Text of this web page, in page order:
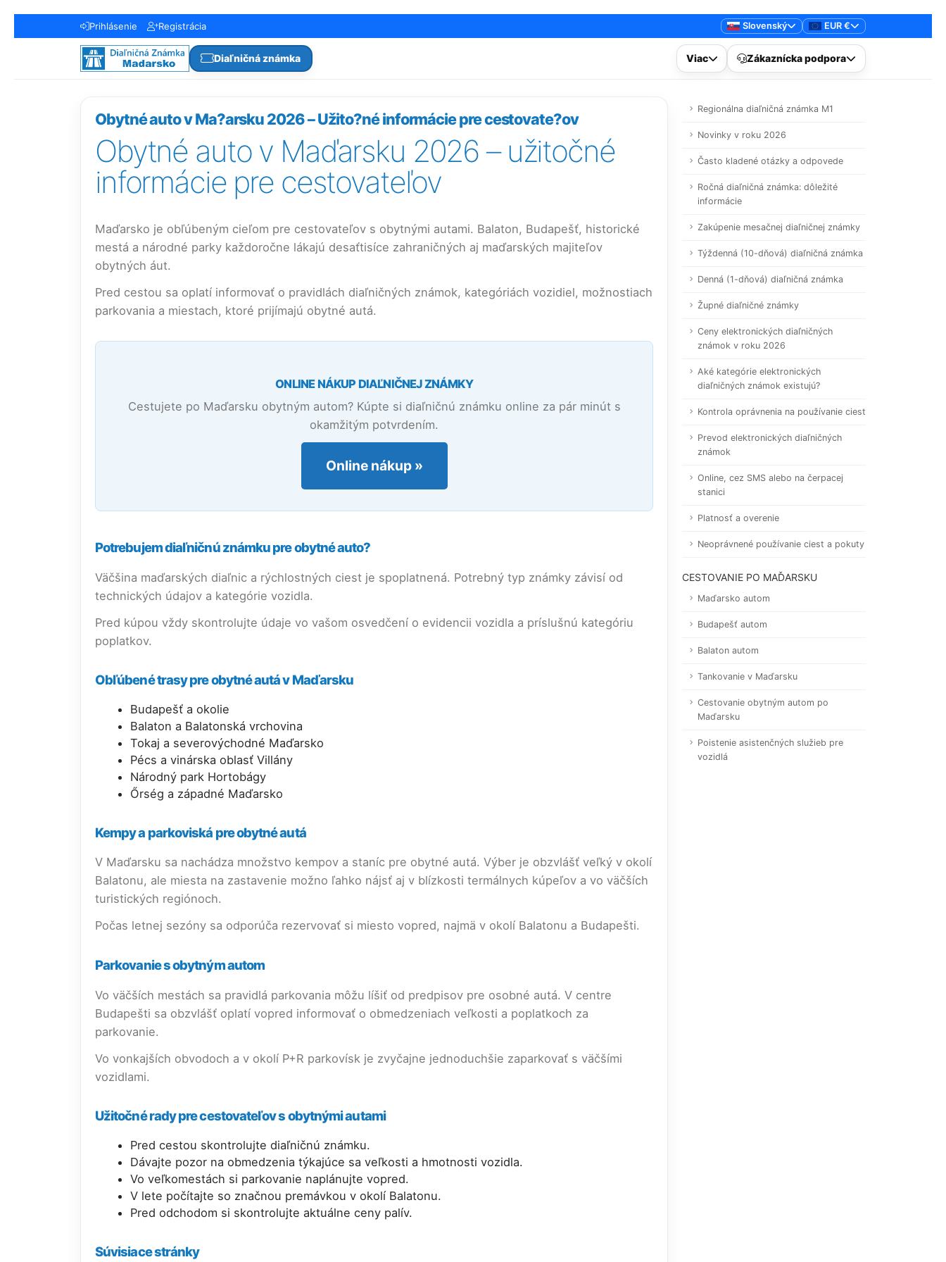
Prihlásenie Registrácia Slovenský EUR €
Diaľničná známka Viac Zákaznícka podpora
Obytné auto v Ma?arsku 2026 – Užito?né informácie pre cestovate?ov
Obytné auto v Maďarsku 2026 – užitočné
informácie pre cestovateľov
Maďarsko je obľúbeným cieľom pre cestovateľov s obytnými autami. Balaton, Budapešť, historické
mestá a národné parky každoročne lákajú desaťtisíce zahraničných aj maďarských majiteľov
obytných áut.
Pred cestou sa oplatí informovať o pravidlách diaľničných známok, kategóriách vozidiel, možnostiach
parkovania a miestach, ktoré prijímajú obytné autá.
ONLINE NÁKUP DIAĽNIČNEJ ZNÁMKY
Cestujete po Maďarsku obytným autom? Kúpte si diaľničnú známku online za pár minút s
okamžitým potvrdením.
Online nákup »
Potrebujem diaľničnú známku pre obytné auto?
Väčšina maďarských diaľnic a rýchlostných ciest je spoplatnená. Potrebný typ známky závisí od
technických údajov a kategórie vozidla.
Pred kúpou vždy skontrolujte údaje vo vašom osvedčení o evidencii vozidla a príslušnú kategóriu
poplatkov.
Obľúbené trasy pre obytné autá v Maďarsku
Budapešť a okolie
Balaton a Balatonská vrchovina
Tokaj a severovýchodné Maďarsko
Pécs a vinárska oblasť Villány
Národný park Hortobágy
Őrség a západné Maďarsko
Kempy a parkoviská pre obytné autá
V Maďarsku sa nachádza množstvo kempov a staníc pre obytné autá. Výber je obzvlášť veľký v okolí
Balatonu, ale miesta na zastavenie možno ľahko nájsť aj v blízkosti termálnych kúpeľov a vo väčších
turistických regiónoch.
Počas letnej sezóny sa odporúča rezervovať si miesto vopred, najmä v okolí Balatonu a Budapešti.
Parkovanie s obytným autom
Vo väčších mestách sa pravidlá parkovania môžu líšiť od predpisov pre osobné autá. V centre
Budapešti sa obzvlášť oplatí vopred informovať o obmedzeniach veľkosti a poplatkoch za
parkovanie.
Vo vonkajších obvodoch a v okolí P+R parkovísk je zvyčajne jednoduchšie zaparkovať s väčšími
vozidlami.
Užitočné rady pre cestovateľov s obytnými autami
Pred cestou skontrolujte diaľničnú známku.
Dávajte pozor na obmedzenia týkajúce sa veľkosti a hmotnosti vozidla.
Vo veľkomestách si parkovanie naplánujte vopred.
V lete počítajte so značnou premávkou v okolí Balatonu.
Pred odchodom si skontrolujte aktuálne ceny palív.
Súvisiace stránky
Regionálna diaľničná známka M1
Novinky v roku 2026
Často kladené otázky a odpovede
Ročná diaľničná známka: dôležité
informácie
Zakúpenie mesačnej diaľničnej známky
Týždenná (10-dňová) diaľničná známka
Denná (1-dňová) diaľničná známka
Župné diaľničné známky
Ceny elektronických diaľničných
známok v roku 2026
Aké kategórie elektronických
diaľničných známok existujú?
Kontrola oprávnenia na používanie ciest
Prevod elektronických diaľničných
známok
Online, cez SMS alebo na čerpacej
stanici
Platnosť a overenie
Neoprávnené používanie ciest a pokuty
CESTOVANIE PO MAĎARSKU
Maďarsko autom
Budapešť autom
Balaton autom
Tankovanie v Maďarsku
Cestovanie obytným autom po
Maďarsku
Poistenie asistenčných služieb pre
vozidlá